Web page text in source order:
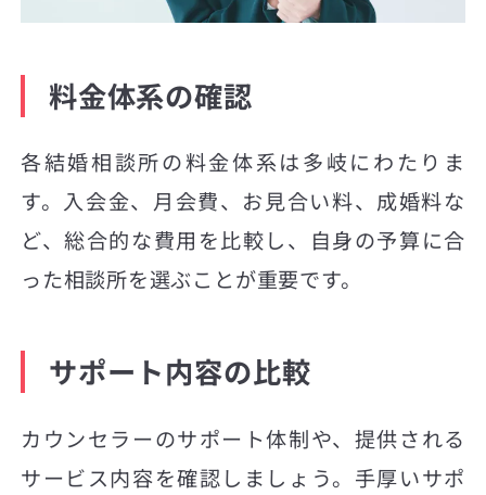
料金体系の確認
各結婚相談所の料金体系は多岐にわたりま
す。入会金、月会費、お見合い料、成婚料な
ど、総合的な費用を比較し、自身の予算に合
った相談所を選ぶことが重要です。
サポート内容の比較
カウンセラーのサポート体制や、提供される
サービス内容を確認しましょう。手厚いサポ